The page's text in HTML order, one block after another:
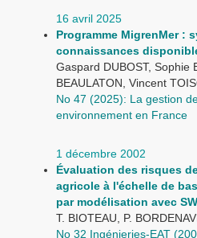
16 avril 2025
Programme MigrenMer :
connaissances
Gaspard DUBOST, Sophie
BEAULATON, Vincent
No 47 (2025): La gestion
environnement en France
1 décembre 2002
Évaluation des risques
agricole à l'échelle de
par modélisation avec
T. BIOTEAU, P.
No 32 Ingénieries-EAT